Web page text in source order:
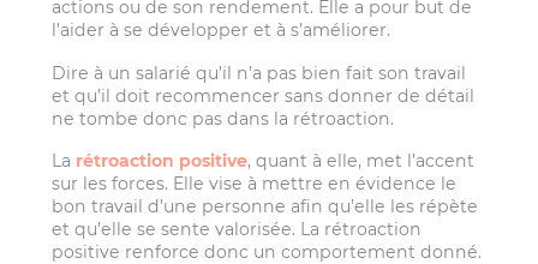
actions ou de son rendement. Elle a pour but de
l’aider à se développer et à s’améliorer.
Dire à un salarié qu’il n’a pas bien fait son travail
et qu’il doit recommencer sans donner de détail
ne tombe donc pas dans la rétroaction.
La rétroaction positive, quant à elle, met l’accent
sur les forces. Elle vise à mettre en évidence le
bon travail d’une personne afin qu’elle les répète
et qu’elle se sente valorisée. La rétroaction
positive renforce donc un comportement donné.